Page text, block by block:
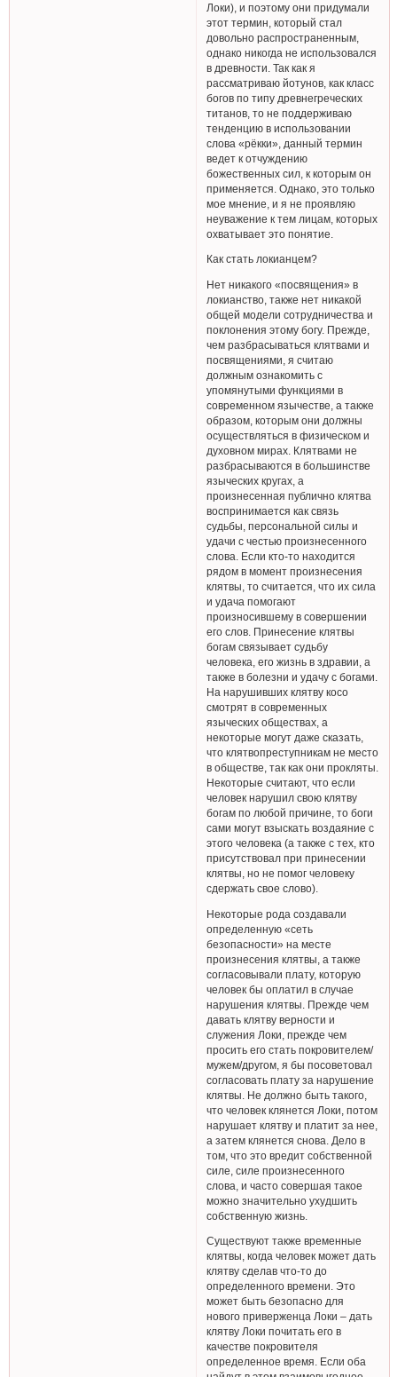
Локи), и поэтому они придумали
этот термин, который стал
довольно распространенным,
однако никогда не использовался
в древности. Так как я
рассматриваю йотунов, как класс
богов по типу древнегреческих
титанов, то не поддерживаю
тенденцию в использовании
слова «рёкки», данный термин
ведет к отчуждению
божественных сил, к которым он
применяется. Однако, это только
мое мнение, и я не проявляю
неуважение к тем лицам, которых
охватывает это понятие.
Как стать локианцем?
Нет никакого «посвящения» в
локианство, также нет никакой
общей модели сотрудничества и
поклонения этому богу. Прежде,
чем разбрасываться клятвами и
посвящениями, я считаю
должным ознакомить с
упомянутыми функциями в
современном язычестве, а также
образом, которым они должны
осуществляться в физическом и
духовном мирах. Клятвами не
разбрасываются в большинстве
языческих кругах, а
произнесенная публично клятва
воспринимается как связь
судьбы, персональной силы и
удачи с честью произнесенного
слова. Если кто-то находится
рядом в момент произнесения
клятвы, то считается, что их сила
и удача помогают
произносившему в совершении
его слов. Принесение клятвы
богам связывает судьбу
человека, его жизнь в здравии, а
также в болезни и удачу с богами.
На нарушивших клятву косо
смотрят в современных
языческих обществах, а
некоторые могут даже сказать,
что клятвопреступникам не место
в обществе, так как они прокляты.
Некоторые считают, что если
человек нарушил свою клятву
богам по любой причине, то боги
сами могут взыскать воздаяние с
этого человека (а также с тех, кто
присутствовал при принесении
клятвы, но не помог человеку
сдержать свое слово).
Некоторые рода создавали
определенную «сеть
безопасности» на месте
произнесения клятвы, а также
согласовывали плату, которую
человек бы оплатил в случае
нарушения клятвы. Прежде чем
давать клятву верности и
служения Локи, прежде чем
просить его стать покровителем/
мужем/другом, я бы посоветовал
согласовать плату за нарушение
клятвы. Не должно быть такого,
что человек клянется Локи, потом
нарушает клятву и платит за нее,
а затем клянется снова. Дело в
том, что это вредит собственной
силе, силе произнесенного
слова, и часто совершая такое
можно значительно ухудшить
собственную жизнь.
Существуют также временные
клятвы, когда человек может дать
клятву сделав что-то до
определенного времени. Это
может быть безопасно для
нового приверженца Локи – дать
клятву Локи почитать его в
качестве покровителя
определенное время. Если оба